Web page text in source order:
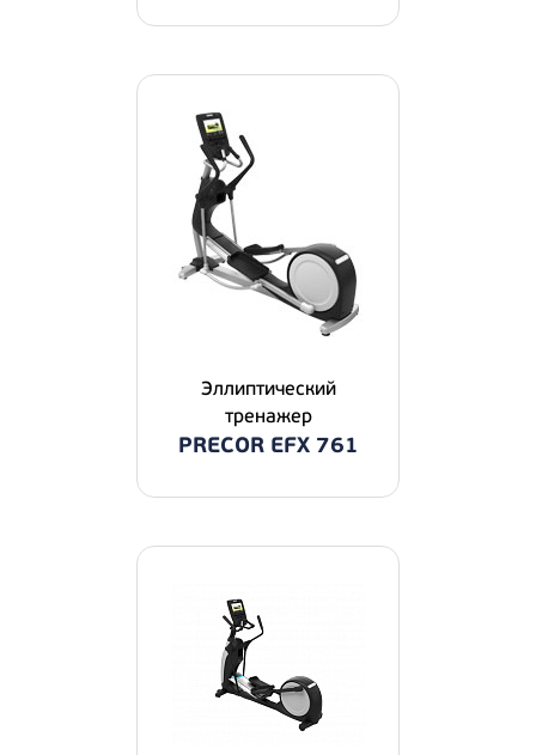
Эллиптический
тренажер
PRECOR EFX 761